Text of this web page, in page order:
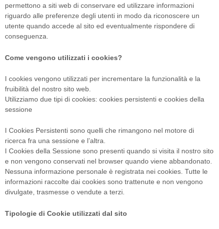
permettono a siti web di conservare ed utilizzare informazioni
riguardo alle preferenze degli utenti in modo da riconoscere un
utente quando accede al sito ed eventualmente rispondere di
conseguenza.
Come vengono utilizzati i cookies?
I cookies vengono utilizzati per incrementare la funzionalità e la
fruibilità del nostro sito web.
Utilizziamo due tipi di cookies: cookies persistenti e cookies della
sessione
I Cookies Persistenti sono quelli che rimangono nel motore di
ricerca fra una sessione e l’altra.
I Cookies della Sessione sono presenti quando si visita il nostro sito
e non vengono conservati nel browser quando viene abbandonato.
Nessuna informazione personale è registrata nei cookies. Tutte le
informazioni raccolte dai cookies sono trattenute e non vengono
divulgate, trasmesse o vendute a terzi.
Tipologie di Cookie utilizzati dal sito